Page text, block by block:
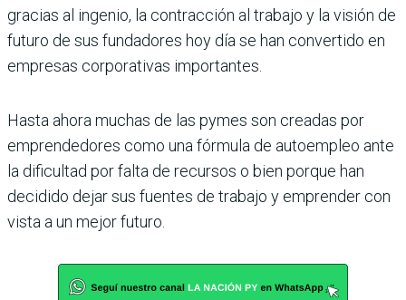
gracias al ingenio, la contracción al trabajo y la visión de
futuro de sus fundadores hoy día se han convertido en
empresas corporativas importantes.
Hasta ahora muchas de las pymes son creadas por
emprendedores como una fórmula de autoempleo ante
la dificultad por falta de recursos o bien porque han
decidido dejar sus fuentes de trabajo y emprender con
vista a un mejor futuro.